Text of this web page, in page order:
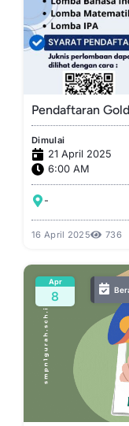
Pendaftaran
Dimulai
21 April 2025
6:00 AM
-
16 April 2025 736
Apr
8